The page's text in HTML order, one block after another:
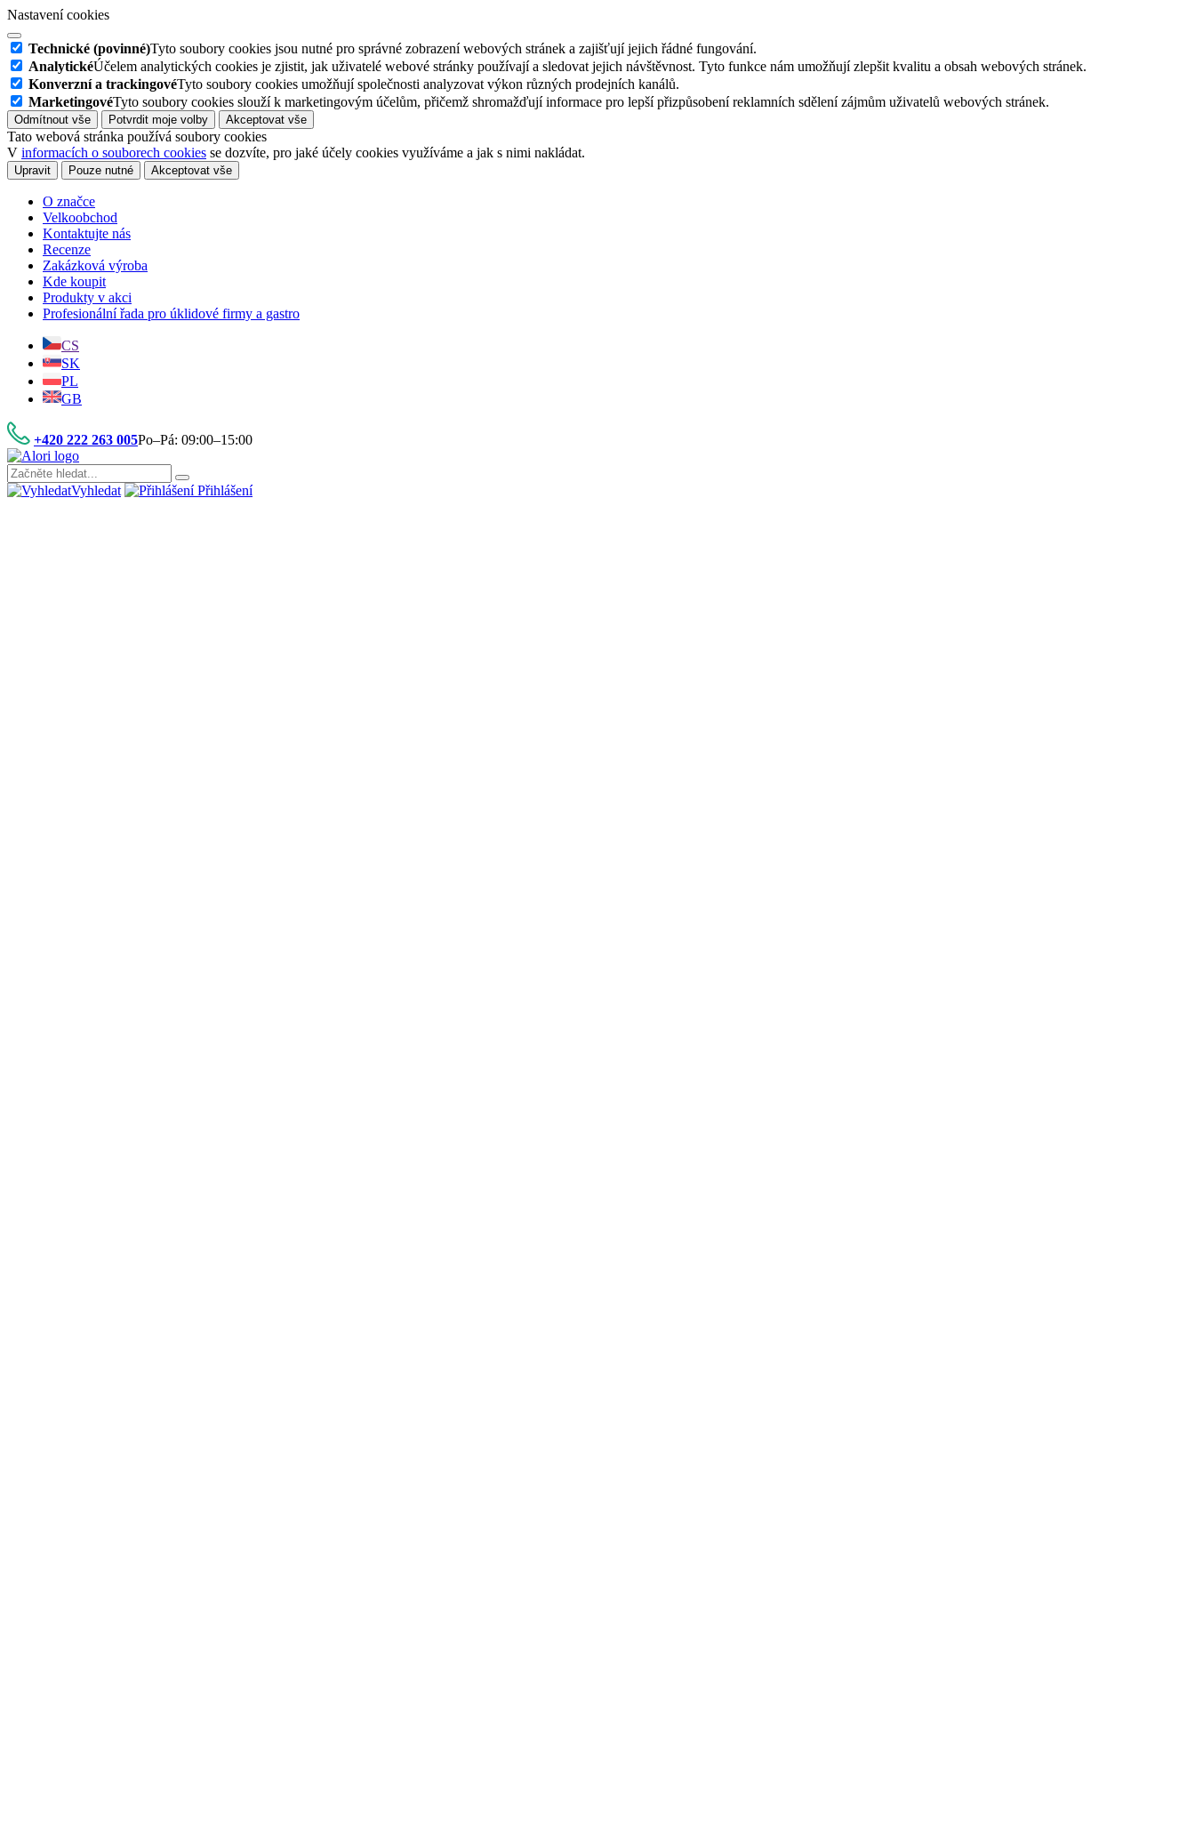
Nastavení cookies
Technické (povinné)Tyto soubory cookies jsou nutné pro správné zobrazení webových stránek a zajišťují jejich řádné fungování.
AnalytickéÚčelem analytických cookies je zjistit, jak uživatelé webové stránky používají a sledovat jejich návštěvnost. Tyto funkce nám umožňují zlepšit kvalitu a obsah webových stránek.
Konverzní a trackingovéTyto soubory cookies umožňují společnosti analyzovat výkon různých prodejních kanálů.
MarketingovéTyto soubory cookies slouží k marketingovým účelům, přičemž shromažďují informace pro lepší přizpůsobení reklamních sdělení zájmům uživatelů webových stránek.
Odmítnout vše Potvrdit moje volby Akceptovat vše
Tato webová stránka používá soubory cookies
V informacích o souborech cookies se dozvíte, pro jaké účely cookies využíváme a jak s nimi nakládat.
Upravit Pouze nutné Akceptovat vše
O značce
Velkoobchod
Kontaktujte nás
Recenze
Zakázková výroba
Kde koupit
Produkty v akci
Profesionální řada pro úklidové firmy a gastro
CS
SK
PL
GB
+420 222 263 005Po–Pá: 09:00–15:00
Vyhledat Přihlášení